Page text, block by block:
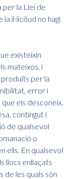
la Llei de
il·licitud no hagi
existeixin
mateixos, i
per la
error i
els desconeix.
contingut i
de qualsevol
o
ells. En qualsevol
llocs enllaçats
de les quals són